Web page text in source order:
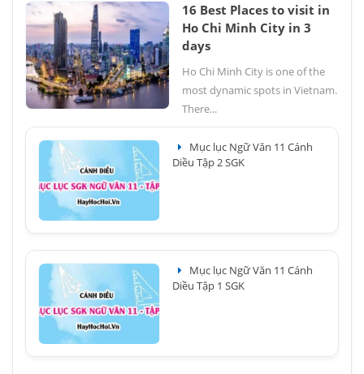
16 Best Places to visit in
Ho Chi Minh City in 3
days
Ho Chi Minh City is one of the
most dynamic spots in Vietnam.
There...
Mục lục Ngữ Văn 11 Cánh
Diều Tập 2 SGK
Mục lục Ngữ Văn 11 Cánh
Diều Tập 1 SGK